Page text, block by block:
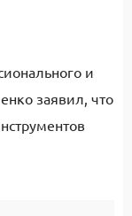
и
заявил, что